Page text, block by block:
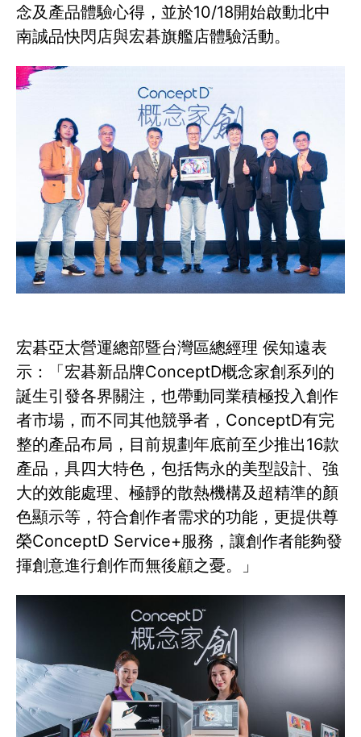
念及產品體驗心得，並於10/18開始啟動北中
南誠品快閃店與宏碁旗艦店體驗活動。
宏碁亞太營運總部暨台灣區總經理 侯知遠表
示：「宏碁新品牌ConceptD概念家創系列的
誕生引發各界關注，也帶動同業積極投入創作
者市場，而不同其他競爭者，ConceptD有完
整的產品布局，目前規劃年底前至少推出16款
產品，具四大特色，包括雋永的美型設計、強
大的效能處理、極靜的散熱機構及超精準的顏
色顯示等，符合創作者需求的功能，更提供尊
榮ConceptD Service+服務，讓創作者能夠發
揮創意進行創作而無後顧之憂。」